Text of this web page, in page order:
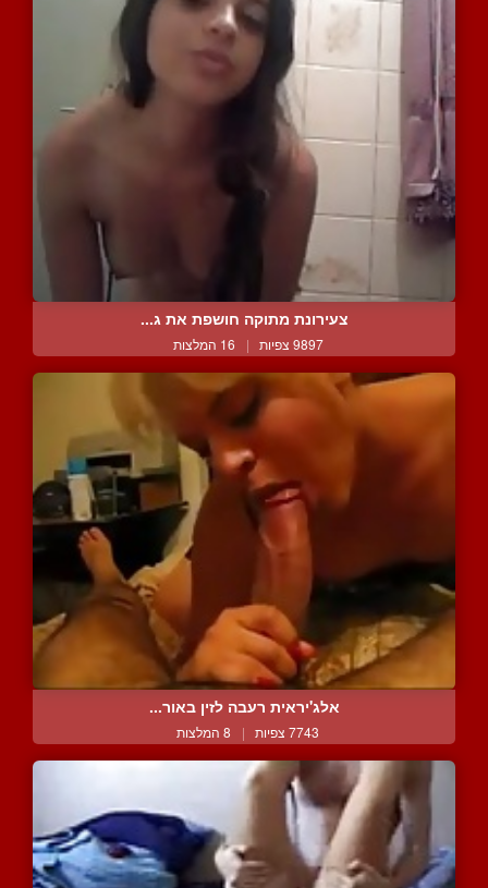
צעירונת מתוקה חושפת את ג...
9897 צפיות | 16 המלצות
אלג'יראית רעבה לזין באור...
7743 צפיות | 8 המלצות